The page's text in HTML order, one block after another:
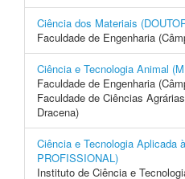
Ciência dos Materiais
Faculdade de Engenharia
Ciência e Tecnologia Animal
Faculdade de Engenharia
Faculdade de Ciências
Dracena)
Ciência e Tecnologia Aplicada
PROFISSIONAL)
Instituto de Ciência e